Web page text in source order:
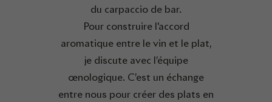
du carpaccio de bar.
Pour construire l'accord
aromatique entre le vin et le plat,
je discute avec l’équipe
œnologique. C’est un échange
entre nous pour créer des plats en